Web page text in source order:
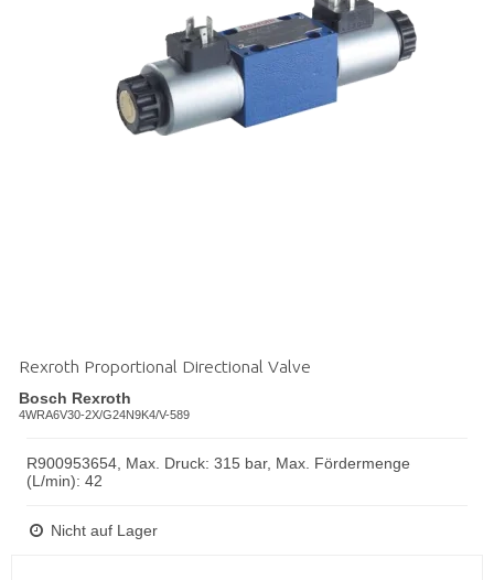
Rexroth Proportional Directional Valve
Bosch Rexroth
4WRA6V30-2X/G24N9K4/V-589
R900953654, Max. Druck: 315 bar, Max. Fördermenge
(L/min): 42
Nicht auf Lager